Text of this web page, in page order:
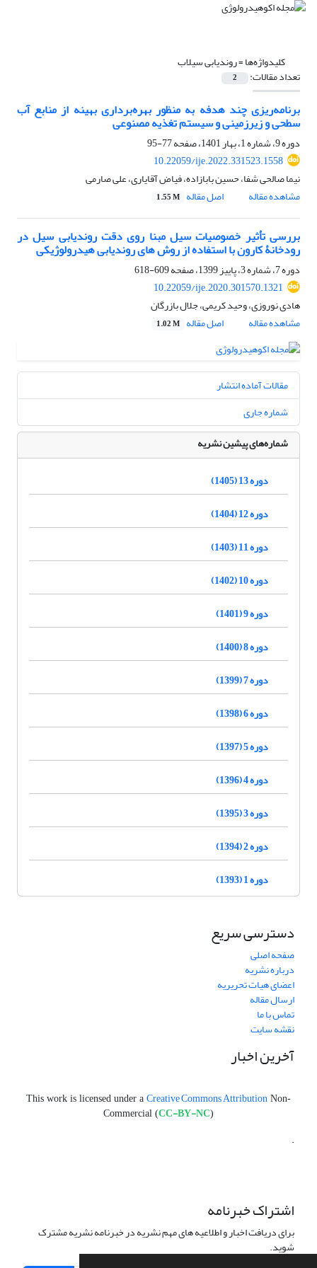
کلیدواژه‌ها =روندیابی سیلاب
تعداد مقالات: 2
برنامه‌ریزی چند هدفه به منظور بهره‌برداری بهینه از منابع آب
سطحی و زیرزمینی و سیستم تغذیه مصنوعی
دوره 9، شماره 1، بهار 1401، صفحه
77-95
10.22059/ije.2022.331523.1558
نیما صالحی شفا، حسین بابازاده، فیاض آقایاری، علی صارمی
مشاهده مقاله
اصل مقاله 1.55 M
بررسی تأثیر خصوصیات سیل ‌مبنا روی دقت روندیابی سیل در
رودخانۀ کارون با استفاده از روش‏ های روندیابی هیدرولوژیکی
دوره 7، شماره 3، پاییز 1399، صفحه
609-618
10.22059/ije.2020.301570.1321
هادی نوروزی، وحید کریمی، جلال بازرگان
مشاهده مقاله
اصل مقاله 1.02 M
مقالات آماده انتشار
شماره جاری
شماره‌های پیشین نشریه
دوره 13 (1405)
دوره 12 (1404)
دوره 11 (1403)
دوره 10 (1402)
دوره 9 (1401)
دوره 8 (1400)
دوره 7 (1399)
دوره 6 (1398)
دوره 5 (1397)
دوره 4 (1396)
دوره 3 (1395)
دوره 2 (1394)
دوره 1 (1393)
دسترسی سریع
صفحه اصلی
درباره نشریه
اعضای هیات تحریریه
ارسال مقاله
تماس با ما
نقشه سایت
آخرین اخبار
This work is licensed under a Creative Commons Attribution Non-
Commercial (CC-BY-NC)
.
اشتراک خبرنامه
برای دریافت اخبار و اطلاعیه های مهم نشریه در خبرنامه نشریه مشترک
شوید.